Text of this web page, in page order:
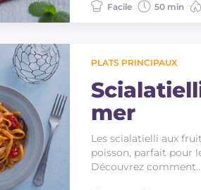
Facile 50 min
PLATS PRINCIPAUX
mer
Les scialatielli aux
poisson, parfait pour
Découvrez comment…